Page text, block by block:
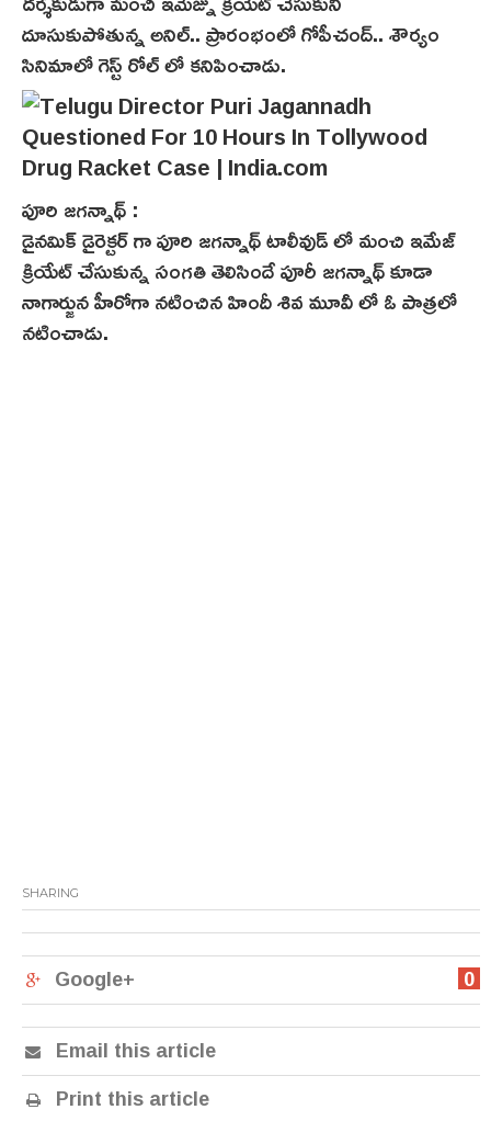
దూసుకుపోతున్న అనిల్.. ప్రారంభంలో గోపీచంద్.. శౌర్యం
సినిమాలో గెస్ట్ రోల్ లో కనిపించాడు.
పూరి జగన్నాథ్ :
డైనమిక్ డైరెక్టర్ గా పూరి జగన్నాథ్ టాలీవుడ్ లో మంచి ఇమేజ్
క్రియేట్ చేసుకున్న సంగతి తెలిసిందే పూరీ జగన్నాథ్ కూడా
నాగార్జున హీరోగా నటించిన హిందీ శివ మూవీ లో ఓ పాత్రలో
నటించాడు.
SHARING
0
Google+
Email this article
Print this article